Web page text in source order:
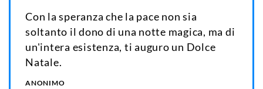
Con la speranza che la pace non sia
soltanto il dono di una notte magica, ma di
un'intera esistenza, ti auguro un Dolce
Natale.
ANONIMO